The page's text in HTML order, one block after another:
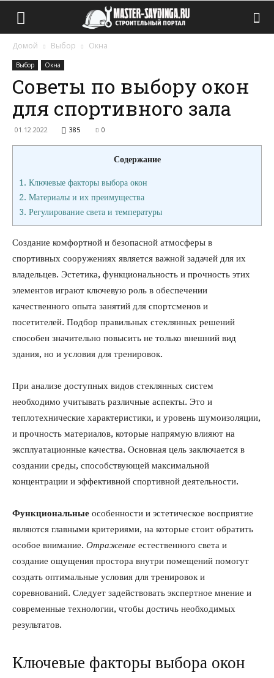
Домой Выбор Окна
Выбор Окна
Советы по выбору окон
для спортивного зала
01.12.2022 385 0
Содержание
1. Ключевые факторы выбора окон
2. Материалы и их преимущества
3. Регулирование света и температуры
Создание комфортной и безопасной атмосферы в
спортивных сооружениях является важной задачей для их
владельцев. Эстетика, функциональность и прочность этих
элементов играют ключевую роль в обеспечении
качественного опыта занятий для спортсменов и
посетителей. Подбор правильных стеклянных решений
способен значительно повысить не только внешний вид
здания, но и условия для тренировок.
При анализе доступных видов стеклянных систем
необходимо учитывать различные аспекты. Это и
теплотехнические характеристики, и уровень шумоизоляции,
и прочность материалов, которые напрямую влияют на
эксплуатационные качества. Основная цель заключается в
создании среды, способствующей максимальной
концентрации и эффективной спортивной деятельности.
Функциональные особенности и эстетическое восприятие
являются главными критериями, на которые стоит обратить
особое внимание. Отражение естественного света и
создание ощущения простора внутри помещений помогут
создать оптимальные условия для тренировок и
соревнований. Следует задействовать экспертное мнение и
современные технологии, чтобы достичь необходимых
результатов.
Ключевые факторы выбора окон